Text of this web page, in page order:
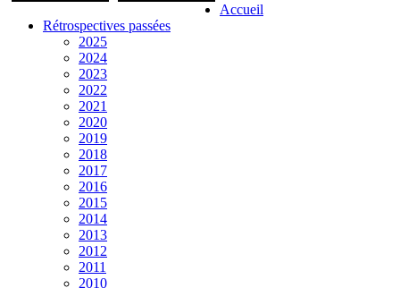
Accueil
Rétrospectives passées
2025
2024
2023
2022
2021
2020
2019
2018
2017
2016
2015
2014
2013
2012
2011
2010